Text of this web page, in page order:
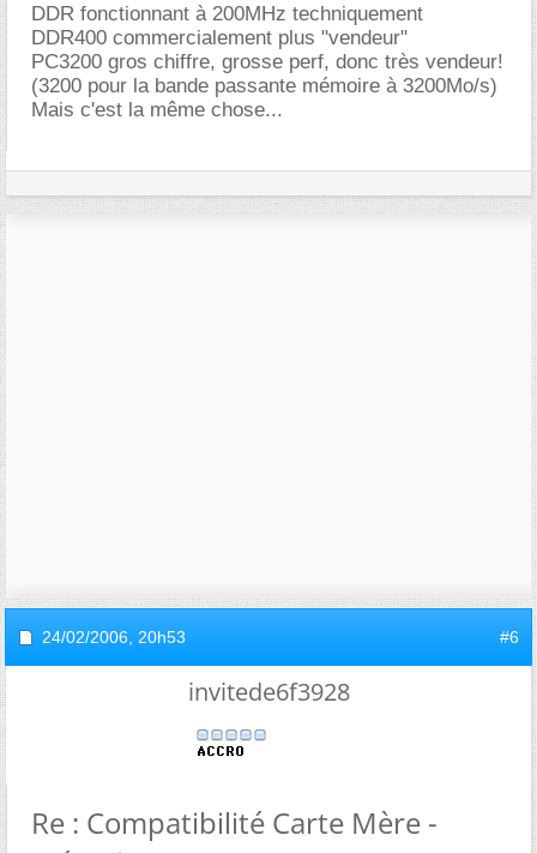
DDR fonctionnant à 200MHz techniquement
DDR400 commercialement plus "vendeur"
PC3200 gros chiffre, grosse perf, donc très vendeur!
(3200 pour la bande passante mémoire à 3200Mo/s)
Mais c'est la même chose...
24/02/2006, 20h53 #6
invitede6f3928
Re : Compatibilité Carte Mère -